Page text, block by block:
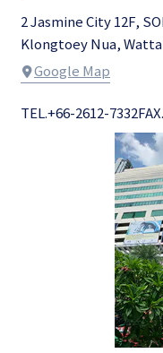
2 Jasmine City 12F,
Klongtoey Nua,
Google Map
TEL.+66-2612-7332